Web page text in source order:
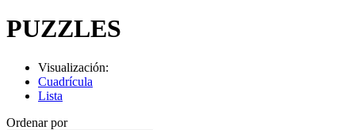
PUZZLES
Visualización:
Cuadrícula
Lista
Ordenar por